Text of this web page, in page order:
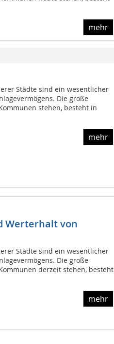
mehr
Städte sind ein wesentlicher
Die große
stehen, besteht in
mehr
Werterhalt von
Städte sind ein wesentlicher
Die große
derzeit stehen, besteht
mehr